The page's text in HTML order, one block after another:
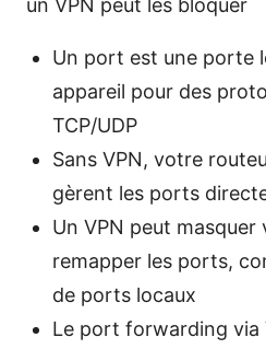
un VPN peut les bloquer
Un port est une porte
appareil pour des
TCP/UDP
Sans VPN, votre
gèrent les ports
Un VPN peut
remapper les ports,
de ports locaux
Le port forwarding via